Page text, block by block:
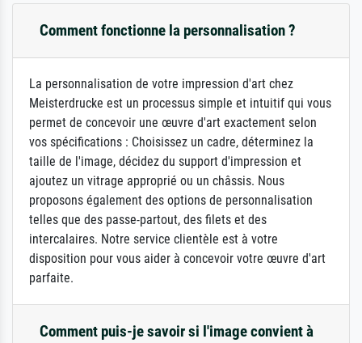
Comment fonctionne la personnalisation ?
La personnalisation de votre impression d'art chez
Meisterdrucke est un processus simple et intuitif qui vous
permet de concevoir une œuvre d'art exactement selon
vos spécifications : Choisissez un cadre, déterminez la
taille de l'image, décidez du support d'impression et
ajoutez un vitrage approprié ou un châssis. Nous
proposons également des options de personnalisation
telles que des passe-partout, des filets et des
intercalaires. Notre service clientèle est à votre
disposition pour vous aider à concevoir votre œuvre d'art
parfaite.
Comment puis-je savoir si l'image convient à